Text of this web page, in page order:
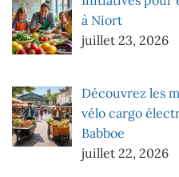
à Niort
juillet 23, 2026
Découvrez les
vélo cargo
Babboe
juillet 22, 2026